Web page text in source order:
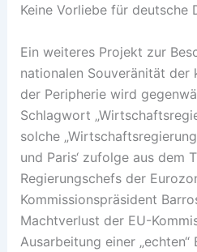
Keine Vorliebe für deutsche
Ein weiteres Projekt zur
nationalen Souveränität der
der Peripherie wird
Schlagwort
solche
und Paris‘ zufolge aus dem
Regierungschefs der
Kommissionspräsident
Machtverlust der EU-
Ausarbeitung einer